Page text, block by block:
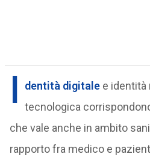
I dentità digitalee identità
tecnologica
che vale anche in ambito
rapporto fra medico e